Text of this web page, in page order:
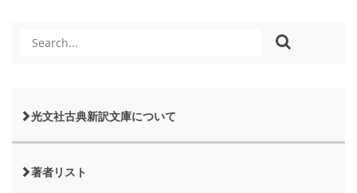
光文社古典新訳文庫について
著者リスト